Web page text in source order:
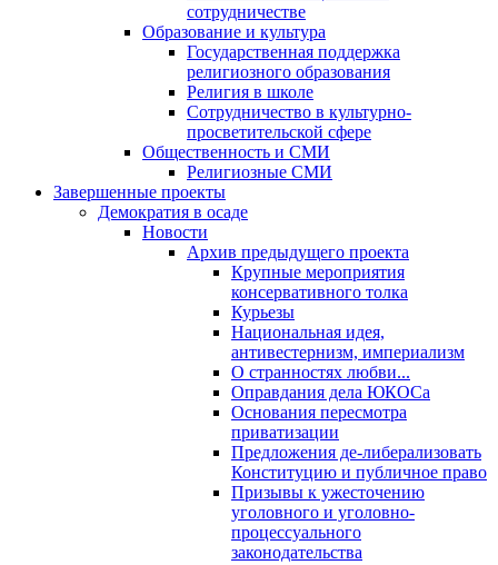
сотрудничестве
Образование и культура
Государственная поддержка
религиозного образования
Религия в школе
Сотрудничество в культурно-
просветительской сфере
Общественность и СМИ
Религиозные СМИ
Завершенные проекты
Демократия в осаде
Новости
Архив предыдущего проекта
Крупные мероприятия
консервативного толка
Курьезы
Национальная идея,
антивестернизм, империализм
О странностях любви...
Оправдания дела ЮКОСа
Основания пересмотра
приватизации
Предложения де-либерализовать
Конституцию и публичное право
Призывы к ужесточению
уголовного и уголовно-
процессуального
законодательства